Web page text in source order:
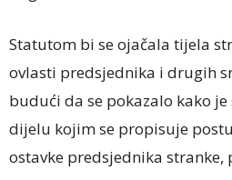
Statutom bi se ojačala tijela
ovlasti predsjednika i drugih
budući da se pokazalo kako
dijelu kojim se propisuje
ostavke predsjednika stranke,